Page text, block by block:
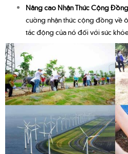
Nâng cao Nhận Thức Cộng
cường nhận thức cộng đồng về
tác động của nó đối với sức